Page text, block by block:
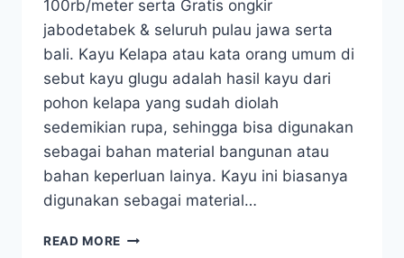
100rb/meter serta Gratis ongkir
jabodetabek & seluruh pulau jawa serta
bali. Kayu Kelapa atau kata orang umum di
sebut kayu glugu adalah hasil kayu dari
pohon kelapa yang sudah diolah
sedemikian rupa, sehingga bisa digunakan
sebagai bahan material bangunan atau
bahan keperluan lainya. Kayu ini biasanya
digunakan sebagai material…
READ MORE JUAL